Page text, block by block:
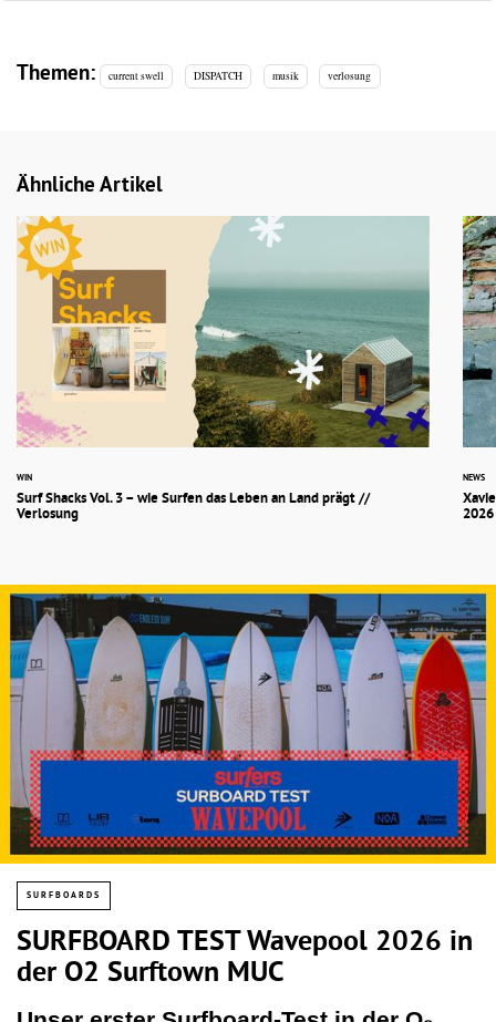
Themen: current swell DISPATCH musik verlosung
Ähnliche Artikel
WIN
Surf Shacks Vol. 3 – wie Surfen das Leben an Land prägt //
Verlosung
NEWS
2026
SURFBOARDS
SURFBOARD TEST Wavepool 2026 in
der O2 Surftown MUC